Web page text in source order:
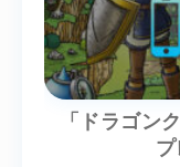
「ドラゴン